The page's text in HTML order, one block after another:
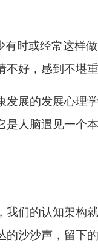
有时或经常这样
好，感到不堪
展的发展心理
人脑遇见一个
们的认知架构
沙沙声，留下